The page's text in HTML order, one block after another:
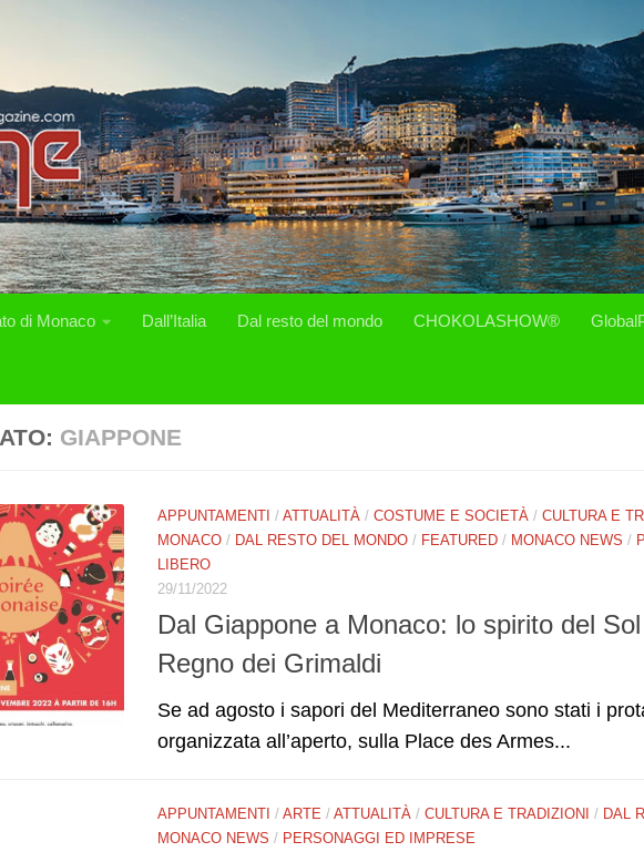
di Monaco Dall’Italia Dal resto del mondo CHOKOLASHOW®
GIAPPONE
APPUNTAMENTI / ATTUALITÀ / COSTUME E SOCIETÀ / CULTURA E
MONACO / DAL RESTO DEL MONDO / FEATURED / MONACO NEWS /
LIBERO
29/11/2022
Dal Giappone a Monaco: lo spirito del
Regno dei Grimaldi
Se ad agosto i sapori del Mediterraneo sono stati i
organizzata all’aperto, sulla Place des Armes...
APPUNTAMENTI / ARTE / ATTUALITÀ / CULTURA E TRADIZIONI / DAL
MONACO NEWS / PERSONAGGI ED IMPRESE